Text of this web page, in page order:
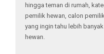
hingga teman di rumah,
pemilik hewan, calon
yang ingin tahu lebih
hewan.